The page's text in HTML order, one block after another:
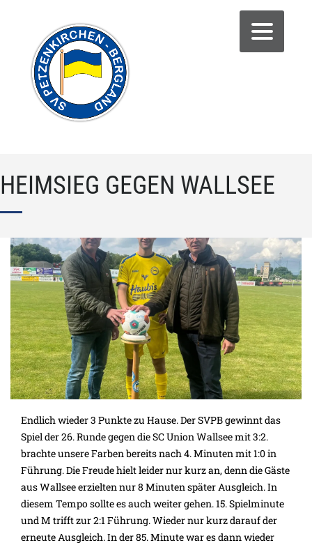
HEIMSIEG GEGEN WALLSEE
Endlich wieder 3 Punkte zu Hause. Der SVPB gewinnt das
Spiel der 26. Runde gegen die SC Union Wallsee mit 3:2.
brachte unsere Farben bereits nach 4. Minuten mit 1:0 in
Führung. Die Freude hielt leider nur kurz an, denn die Gäste
aus Wallsee erzielten nur 8 Minuten später Ausgleich. In
diesem Tempo sollte es auch weiter gehen. 15. Spielminute
und M trifft zur 2:1 Führung. Wieder nur kurz darauf der
erneute Ausgleich. In der 85. Minute war es dann wieder